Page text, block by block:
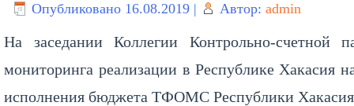
Опубликовано 16.08.2019 | Автор: admin
На заседании Коллегии Контрольно-счетной
мониторинга реализации в Республике Хакасия
исполнения бюджета ТФОМС Республики Хакасия